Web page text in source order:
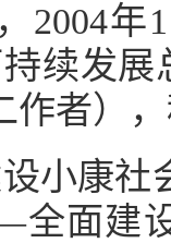
2004年
续发
作者）
小康
面建